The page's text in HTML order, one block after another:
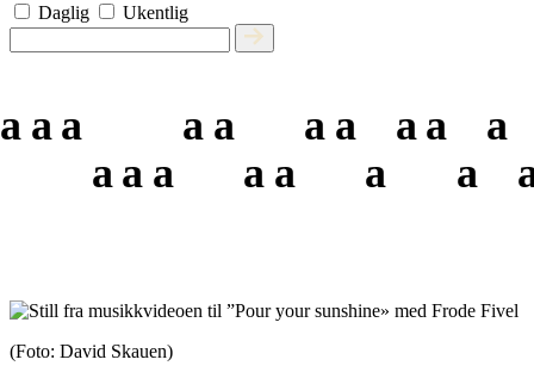
Daglig
Ukentlig
a
(Foto: David Skauen)